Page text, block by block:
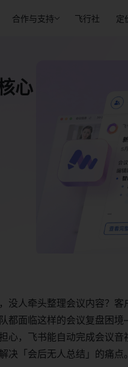
合作与支持 飞行社 定
心
没人牵头整理会议内容？客
都面临这样的会议复盘困
心，飞书能自动完成会议音
「会后无人总结」的痛点。